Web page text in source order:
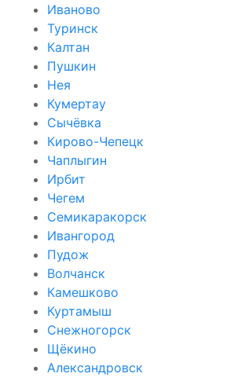
Иваново
Туринск
Калтан
Пушкин
Нея
Кумертау
Сычёвка
Кирово-Чепецк
Чаплыгин
Ирбит
Чегем
Семикаракорск
Ивангород
Пудож
Волчанск
Камешково
Куртамыш
Снежногорск
Щёкино
Александровск